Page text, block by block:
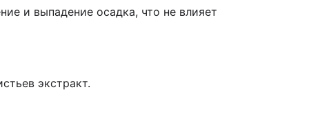
и выпадение осадка, что не влияет
экстракт.